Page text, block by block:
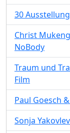
30
Christ
NoBody
Traum und
Film
Paul Goesch
Sonja